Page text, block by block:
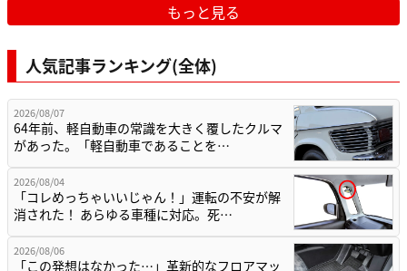
もっと見る
人気記事ランキング(全体)
2026/08/07
64年前、軽自動車の常識を大きく覆したクルマ
があった。「軽自動車であることを…
2026/08/04
「コレめっちゃいいじゃん！」運転の不安が解
消された！ あらゆる車種に対応。死…
2026/08/06
「この発想はなかった…」革新的なフロアマッ